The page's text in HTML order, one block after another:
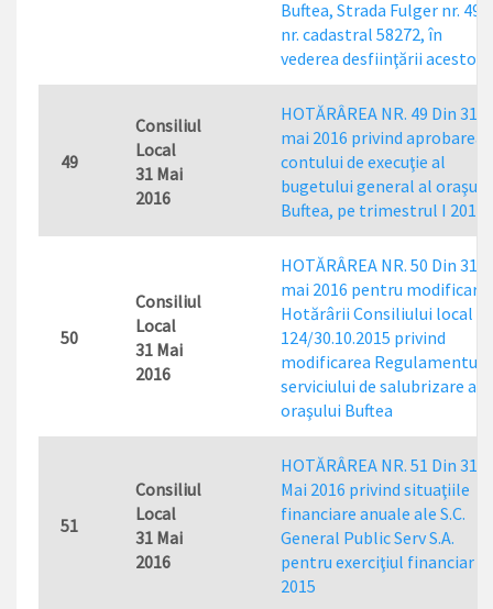
Buftea, Strada Fulger nr. 49
nr. cadastral 58272, în
vederea desfiinţării acestor
49
Consiliul
Local
31 Mai
2016
HOTĂRÂREA NR. 49 Din 31
mai 2016 privind aprobarea
contului de execuţie al
bugetului general al
Buftea, pe trimestrul I 2016
50
Consiliul
Local
31 Mai
2016
HOTĂRÂREA NR. 50 Din 31
mai 2016 pentru
Hotărârii Consiliului local
124/30.10.2015 privind
modificarea
serviciului de salubrizare al
oraşului Buftea
51
Consiliul
Local
31 Mai
2016
HOTĂRÂREA NR. 51 Din 31
Mai 2016 privind situaţiile
financiare anuale ale S.C.
General Public Serv S.A.
pentru exerciţiul financiar
2015